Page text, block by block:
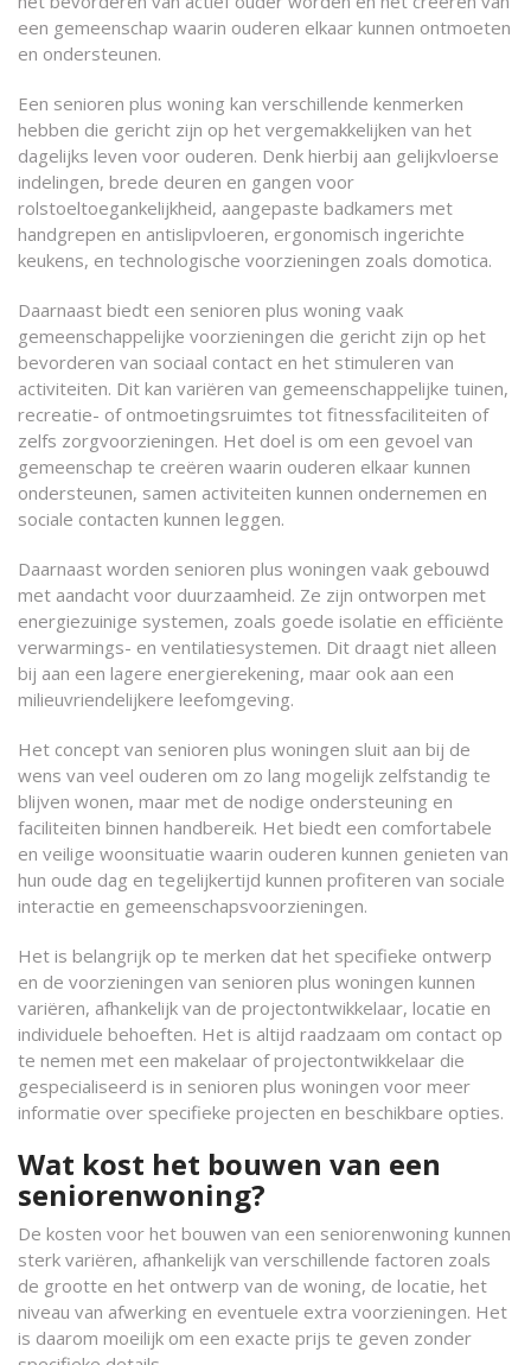
een gemeenschap waarin ouderen elkaar kunnen ontmoeten
en ondersteunen.
Een senioren plus woning kan verschillende kenmerken
hebben die gericht zijn op het vergemakkelijken van het
dagelijks leven voor ouderen. Denk hierbij aan gelijkvloerse
indelingen, brede deuren en gangen voor
rolstoeltoegankelijkheid, aangepaste badkamers met
handgrepen en antislipvloeren, ergonomisch ingerichte
keukens, en technologische voorzieningen zoals domotica.
Daarnaast biedt een senioren plus woning vaak
gemeenschappelijke voorzieningen die gericht zijn op het
bevorderen van sociaal contact en het stimuleren van
activiteiten. Dit kan variëren van gemeenschappelijke tuinen,
recreatie- of ontmoetingsruimtes tot fitnessfaciliteiten of
zelfs zorgvoorzieningen. Het doel is om een gevoel van
gemeenschap te creëren waarin ouderen elkaar kunnen
ondersteunen, samen activiteiten kunnen ondernemen en
sociale contacten kunnen leggen.
Daarnaast worden senioren plus woningen vaak gebouwd
met aandacht voor duurzaamheid. Ze zijn ontworpen met
energiezuinige systemen, zoals goede isolatie en efficiënte
verwarmings- en ventilatiesystemen. Dit draagt niet alleen
bij aan een lagere energierekening, maar ook aan een
milieuvriendelijkere leefomgeving.
Het concept van senioren plus woningen sluit aan bij de
wens van veel ouderen om zo lang mogelijk zelfstandig te
blijven wonen, maar met de nodige ondersteuning en
faciliteiten binnen handbereik. Het biedt een comfortabele
en veilige woonsituatie waarin ouderen kunnen genieten van
hun oude dag en tegelijkertijd kunnen profiteren van sociale
interactie en gemeenschapsvoorzieningen.
Het is belangrijk op te merken dat het specifieke ontwerp
en de voorzieningen van senioren plus woningen kunnen
variëren, afhankelijk van de projectontwikkelaar, locatie en
individuele behoeften. Het is altijd raadzaam om contact op
te nemen met een makelaar of projectontwikkelaar die
gespecialiseerd is in senioren plus woningen voor meer
informatie over specifieke projecten en beschikbare opties.
Wat kost het bouwen van een
seniorenwoning?
De kosten voor het bouwen van een seniorenwoning kunnen
sterk variëren, afhankelijk van verschillende factoren zoals
de grootte en het ontwerp van de woning, de locatie, het
niveau van afwerking en eventuele extra voorzieningen. Het
is daarom moeilijk om een exacte prijs te geven zonder